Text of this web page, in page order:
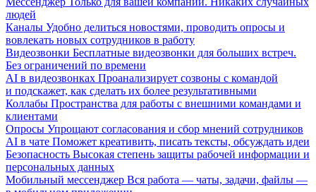
людей
Каналы Удобно делиться новостями, проводить опросы и
вовлекать новых сотрудников в работу
Видеозвонки Бесплатные видеозвонки для больших встреч.
Без ограничений по времени
AI в видеозвонках Проанализирует созвоны с командой
и подскажет, как сделать их более результативными
Коллабы Пространства для работы с внешними командами и
клиентами
Опросы Упрощают согласования и сбор мнений сотрудников
AI в чате Поможет креативить, писать тексты, обсуждать идеи
Безопасность Высокая степень защиты рабочей информации и
персональных данных
Мобильный мессенджер Вся работа — чаты, задачи, файлы —